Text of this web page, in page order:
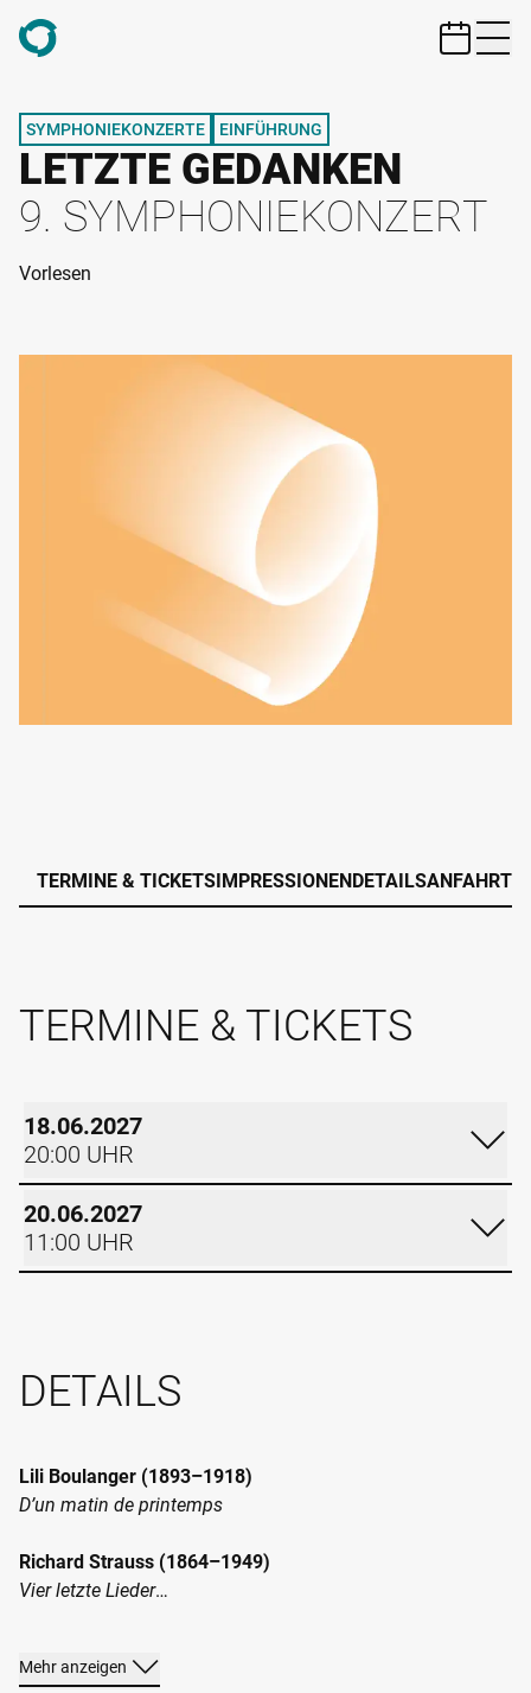
ZUM HAUPTINHALT SPRINGEN
Vorlesen
SYMPHONIEKONZERTE EINFÜHRUNG
LETZTE GEDANKEN
9. SYMPHONIEKONZERT
TERMINE & TICKETSIMPRESSIONENDETAILSANFAHRT
TERMINE & TICKETS
18.06.2027
20:00 UHR
FREITAG
18.06.2027
GROSSER SAAL
TICKETS
20.06.2027
11:00 UHR
SONNTAG
11:00 UHR
GROSSER SAAL
Im Kalender eintragen
DETAILS
Lili Boulanger (1893–1918)
D’un matin de printemps
Richard Strauss (1864–1949)
Vier letzte Lieder
Symphonie Nr. 8 C-Dur D 944 Große C-Dur
Mehr anzeigen